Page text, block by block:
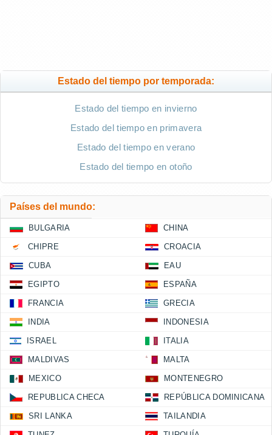
Estado del tiempo por temporada:
Estado del tiempo en invierno
Estado del tiempo en primavera
Estado del tiempo en verano
Estado del tiempo en otoño
Países del mundo:
BULGARIA CHINA
CHIPRE CROACIA
CUBA EAU
EGIPTO ESPAÑA
FRANCIA GRECIA
INDIA INDONESIA
ISRAEL ITALIA
MALDIVAS MALTA
MEXICO MONTENEGRO
REPUBLICA CHECA REPÚBLICA DOMINICANA
SRI LANKA TAILANDIA